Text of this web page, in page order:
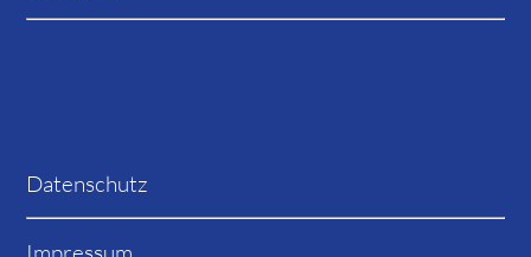
Datenschutz